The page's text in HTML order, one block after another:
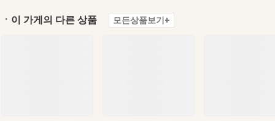
ㆍ이 가게의 다른 상품 모든상품보기+